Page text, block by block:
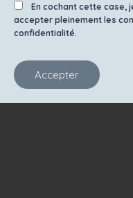
En cochant cette case,
accepter pleinement les
confidentialité.
Accepter